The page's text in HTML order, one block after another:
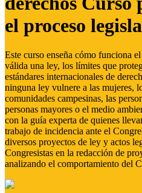
el proceso
Este curso enseña cómo funciona
válida una ley, los límites que
estándares internacionales de
ninguna ley vulnere a las mujeres,
comunidades campesinas, las
personas mayores o el medio
con la guía experta de quienes
trabajo de incidencia ante el
diversos proyectos de ley y actos
Congresistas en la redacción de
analizando el comportamiento del